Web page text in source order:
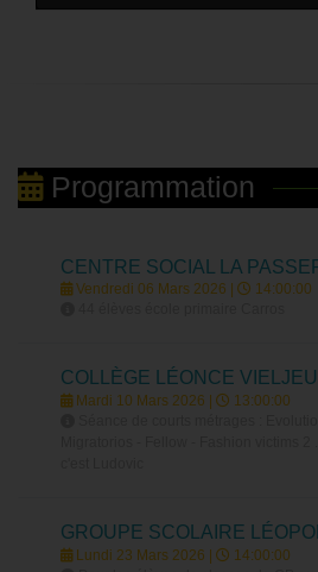
Programmation
CENTRE SOCIAL LA
Vendredi 06 Mars 2026 |
14:00:00
COLLÈGE LÉONCE
Mardi 10 Mars 2026 |
13:00:00
GROUPE SCOLAIRE
Lundi 23 Mars 2026 |
14:00:00